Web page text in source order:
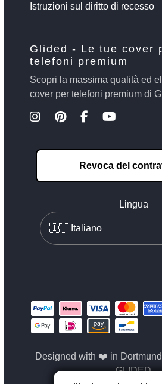
Istruzioni sul diritto di recesso
Glided - Le tue cover
telefoni premium
Scopri la massima qualità ed
cover per telefoni premium di
Revoca del
Lingua
Designed with ❤️ in
GLIDED